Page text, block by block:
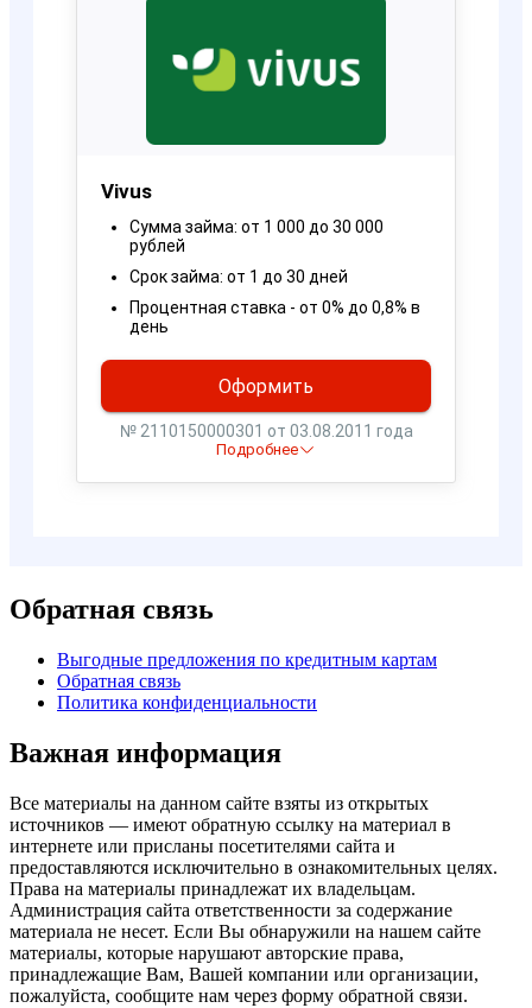
Обратная связь
Выгодные предложения по кредитным картам
Обратная связь
Политика конфиденциальности
Важная информация
Все материалы на данном сайте взяты из открытых
источников — имеют обратную ссылку на материал в
интернете или присланы посетителями сайта и
предоставляются исключительно в ознакомительных целях.
Права на материалы принадлежат их владельцам.
Администрация сайта ответственности за содержание
материала не несет. Если Вы обнаружили на нашем сайте
материалы, которые нарушают авторские права,
принадлежащие Вам, Вашей компании или организации,
пожалуйста, сообщите нам через форму обратной связи.